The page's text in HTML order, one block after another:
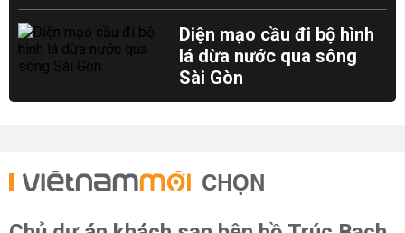
Diện mạo cầu đi bộ hình
lá dừa nước qua sông
Sài Gòn
CHỌN